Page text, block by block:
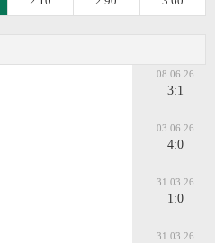
08.06.26
3:1
03.06.26
4:0
31.03.26
1:0
31.03.26